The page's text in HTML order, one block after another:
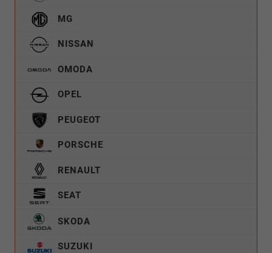
MG
NISSAN
OMODA
OPEL
PEUGEOT
PORSCHE
RENAULT
SEAT
SKODA
SUZUKI